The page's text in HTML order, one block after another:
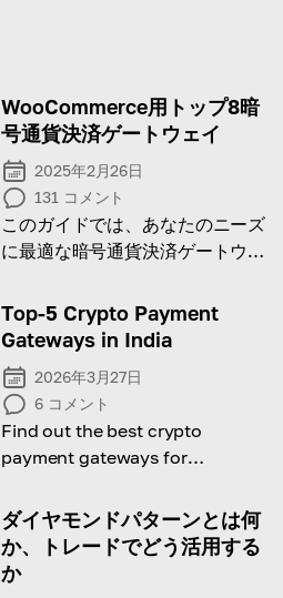
WooCommerce用トップ8暗
号通貨決済ゲートウェイ
2025年2月26日
131 コメント
このガイドでは、あなたのニーズ
に最適な暗号通貨決済ゲートウェ
WooCommerce用のベストな決
済ゲートウェイを紹介します！
Top-5 Crypto Payment
Gateways in India
2026年3月27日
6 コメント
Find out the best crypto
payment gateways for
ダイヤモンドパターンとは何
か、トレードでどう活用する
か